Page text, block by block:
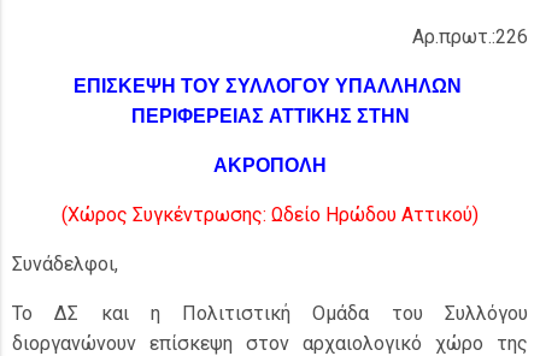
Αρ.πρωτ.:226
ΕΠΙΣΚΕΨΗ ΤΟΥ ΣΥΛΛΟΓΟΥ ΥΠΑΛΛΗΛΩΝ
ΠΕΡΙΦΕΡΕΙΑΣ ΑΤΤΙΚΗΣ ΣΤΗΝ
ΑΚΡΟΠΟΛΗ
(Χώρος Συγκέντρωσης: Ωδείο Ηρώδου Αττικού)
Συνάδελφοι,
Το ΔΣ και η Πολιτιστική Ομάδα του Συλλόγου
διοργανώνουν επίσκεψη στον αρχαιολογικό χώρο της